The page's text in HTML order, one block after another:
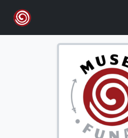
Skip to main content